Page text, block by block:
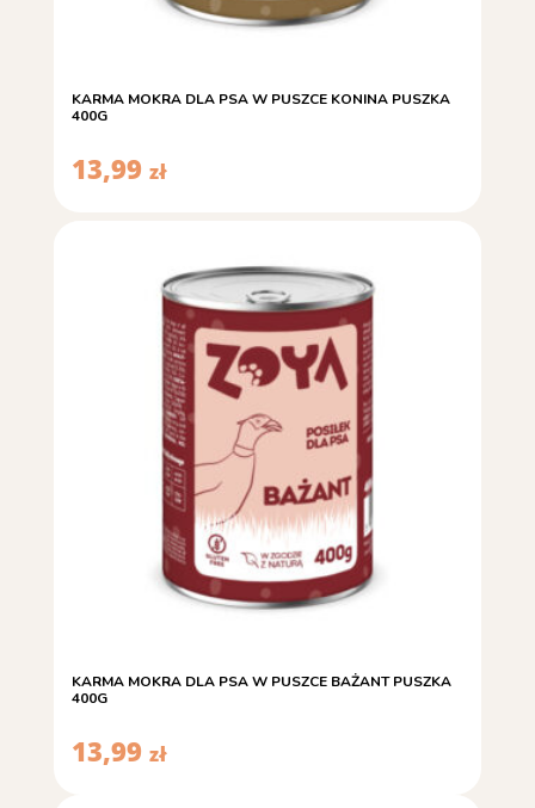
KARMA MOKRA DLA PSA W PUSZCE KONINA PUSZKA
400G
13,99 zł
KARMA MOKRA DLA PSA W PUSZCE BAŻANT PUSZKA
400G
13,99 zł